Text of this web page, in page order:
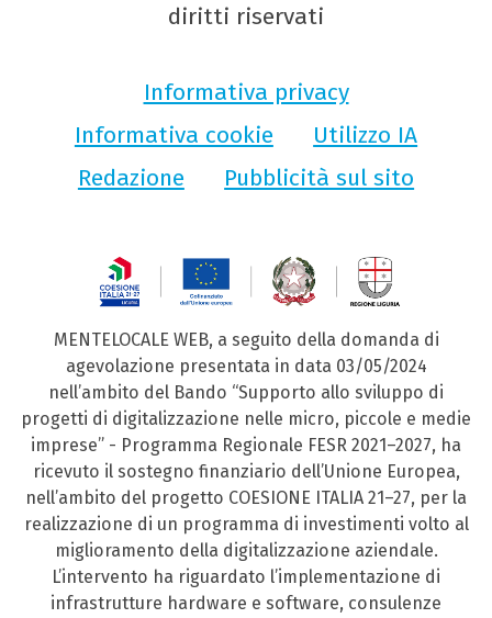
diritti riservati
Informativa privacy
Informativa cookie
Utilizzo IA
Redazione
Pubblicità sul sito
MENTELOCALE WEB, a seguito della domanda di
agevolazione presentata in data 03/05/2024
nell’ambito del Bando “Supporto allo sviluppo di
progetti di digitalizzazione nelle micro, piccole e medie
imprese” - Programma Regionale FESR 2021–2027, ha
ricevuto il sostegno finanziario dell’Unione Europea,
nell’ambito del progetto COESIONE ITALIA 21–27, per la
realizzazione di un programma di investimenti volto al
miglioramento della digitalizzazione aziendale.
L’intervento ha riguardato l’implementazione di
infrastrutture hardware e software, consulenze